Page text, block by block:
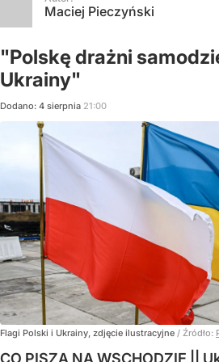
Maciej Pieczyński
"Polskę drażni
Ukrainy"
Dodano: 4 sierpnia 21:00
Flagi Polski i Ukrainy, zdjęcie ilustracyjne / Źródło:
CO PISZĄ NA WSCHODZIE ||